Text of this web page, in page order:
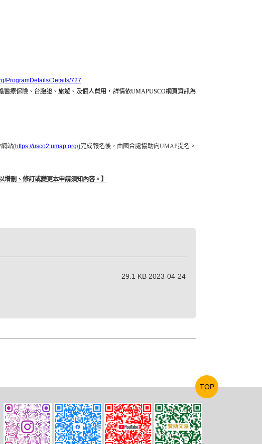
ProgramDetails/Details/727
療保險、台胞證、旅遊、及個人費用，詳情依UMAPUSCO網頁資訊為
網站(https://usco2.umap.org/)完成報名後，由國合處協助向UMAP提名。
刪、修訂或變更本申請須知內容。】
29.1 KB 2023-04-24
TOP